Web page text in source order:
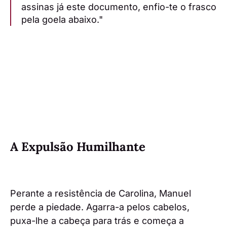
assinas já este documento, enfio-te o frasco
pela goela abaixo."
A Expulsão Humilhante
Perante a resistência de Carolina, Manuel
perde a piedade. Agarra-a pelos cabelos,
puxa-lhe a cabeça para trás e começa a